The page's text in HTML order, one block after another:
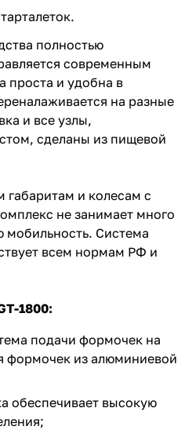
полностью
современным
проста и удобна в
на разные
и все узлы,
сделаны из пищевой
габаритам и колесам с
не занимает много
мобильность. Система
всем нормам РФ и
1800:
подачи формочек на
формочек из алюминиевой
обеспечивает высокую